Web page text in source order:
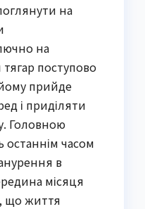
на
на
поступово
прийде
і приділяти
Головною
часом
в
місяця
що життя